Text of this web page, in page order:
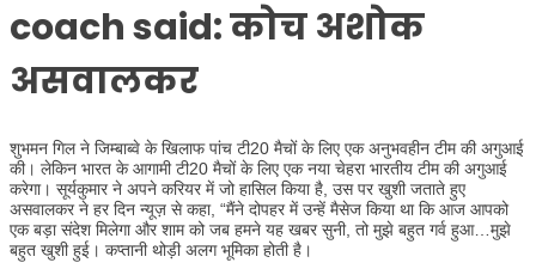
coach said: कोच अशोक
असवालकर
शुभमन गिल ने जिम्बाब्वे के खिलाफ पांच टी20 मैचों के लिए एक अनुभवहीन टीम की अगुआई
की। लेकिन भारत के आगामी टी20 मैचों के लिए एक नया चेहरा भारतीय टीम की अगुआई
करेगा। सूर्यकुमार ने अपने करियर में जो हासिल किया है, उस पर खुशी जताते हुए
असवालकर ने हर दिन न्यूज़ से कहा, “मैंने दोपहर में उन्हें मैसेज किया था कि आज आपको
एक बड़ा संदेश मिलेगा और शाम को जब हमने यह खबर सुनी, तो मुझे बहुत गर्व हुआ…मुझे
बहुत खुशी हुई। कप्तानी थोड़ी अलग भूमिका होती है।